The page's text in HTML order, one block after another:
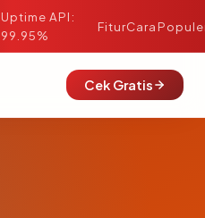
Uptime API:
99.95%
FiturCara
Cek Gratis